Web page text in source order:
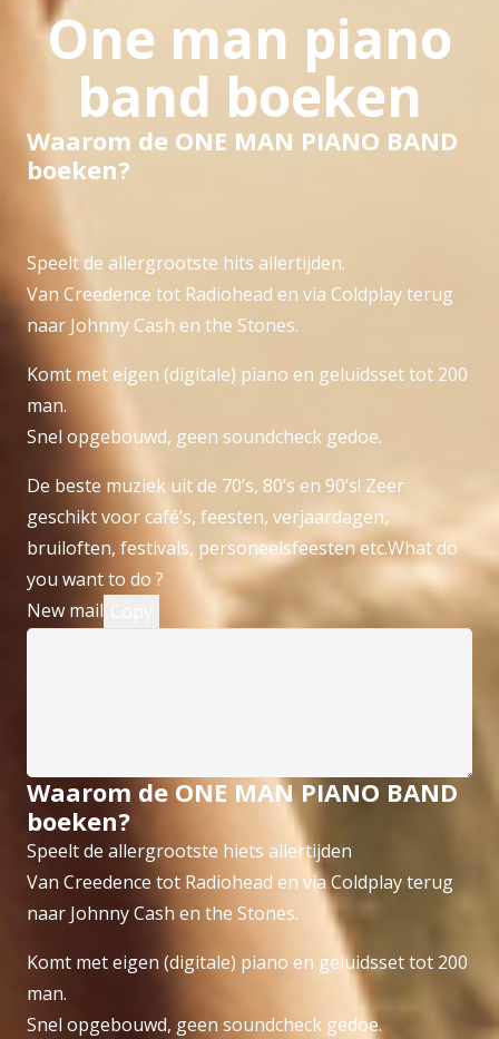
One man piano
band boeken
Waarom de ONE MAN PIANO BAND
boeken?
Speelt de allergrootste hits allertijden.
Van Creedence tot Radiohead en via Coldplay terug
naar Johnny Cash en the Stones.
Komt met eigen (digitale) piano en geluidsset tot 200
man.
Snel opgebouwd, geen soundcheck gedoe.
De beste muziek uit de 70’s, 80’s en 90’s! Zeer
geschikt voor café’s, feesten, verjaardagen,
bruiloften, festivals, personeelsfeesten etc.What do
you want to do ?
New mail
Waarom de ONE MAN PIANO BAND
boeken?
Speelt de allergrootste hiets allertijden
Van Creedence tot Radiohead en via Coldplay terug
naar Johnny Cash en the Stones.
Komt met eigen (digitale) piano en geluidsset tot 200
man.
Snel opgebouwd, geen soundcheck gedoe.